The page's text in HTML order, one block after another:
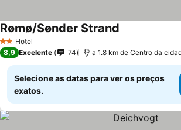
2 Estrelas
Hotel
Rømø/Sønder Strand
8,9 Excelente 74 a 1.8 km de Centro da
Selecione as datas para ver os preços
exatos.